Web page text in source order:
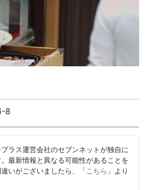
8
ラス運営会社のセブンネットが独自に
最新情報と異なる可能性があることを
いがございましたら、「 こちら 」より